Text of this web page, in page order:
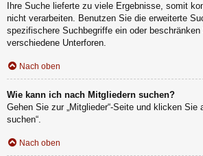
Ihre Suche lieferte zu viele Ergebnisse, somit
nicht verarbeiten. Benutzen Sie die erweiterte
spezifischere Suchbegriffe ein oder
verschiedene Unterforen.
Nach oben
Wie kann ich nach Mitgliedern suchen?
Gehen Sie zur „Mitglieder“-Seite und klicken Sie
suchen“.
Nach oben